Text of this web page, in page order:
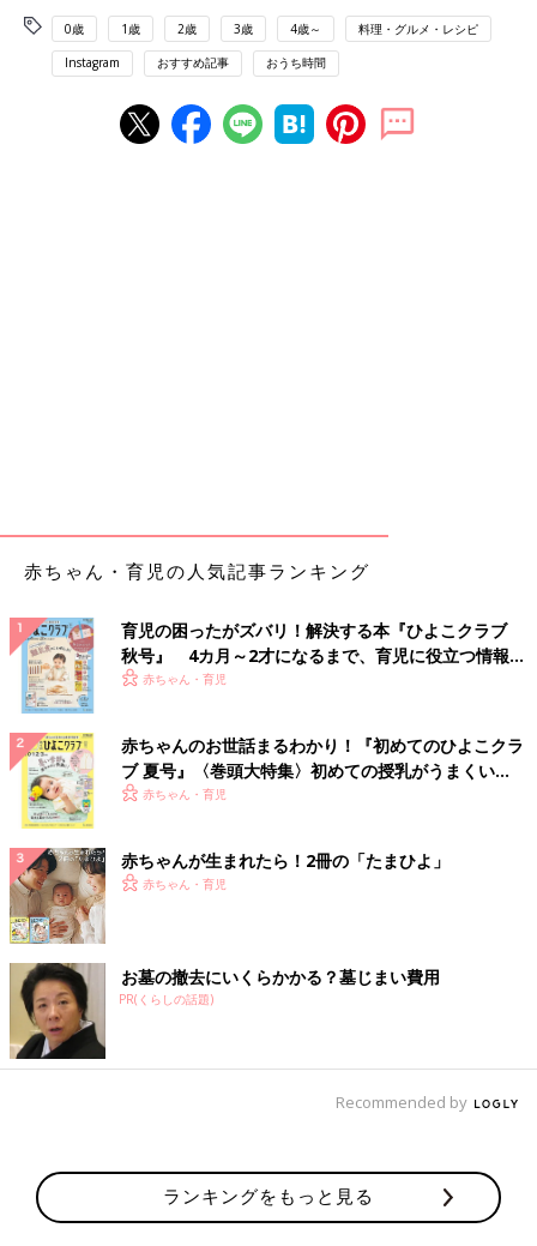
0歳 1歳 2歳 3歳 4歳～ 料理・グルメ・レシピ
Instagram おすすめ記事 おうち時間
赤ちゃん・育児の人気記事ランキング
育児の困ったがズバリ！解決する本『ひよこクラブ
秋号』 4カ月～2才になるまで、育児に役立つ情報が
いっぱい！
赤ちゃん・育児
赤ちゃんのお世話まるわかり！『初めてのひよこクラ
ブ 夏号』〈巻頭大特集〉初めての授乳がうまくい
く！ おっぱい・ミルクの基本と夏のトラブル 解決テ
赤ちゃん・育児
赤ちゃんが生まれたら！2冊の「たまひよ」
赤ちゃん・育児
お墓の撤去にいくらかかる？墓じまい費用
PR(くらしの話題)
Recommended by
ランキングをもっと見る